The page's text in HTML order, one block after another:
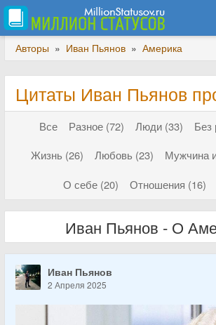
Авторы » Иван Пьянов » Америка
Цитаты Иван Пьянов
Все Разное (72) Люди (33)
Без
Жизнь (26)
Любовь (23)
Мужчина
О себе (20)
Отношения (16)
Иван Пьянов - О
Иван Пьянов
2 Апреля 2025